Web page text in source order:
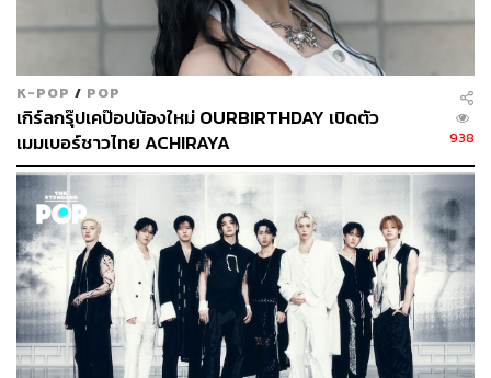
ภาพ: JYP Entertainment
TAGS: JYP Entertainment K-Pop Stars
K-POP / POP
เกิร์ลกรุ๊ปเคป๊อปน้องใหม่ OURBIRTHDAY เปิดตัว
เมมเบอร์ชาวไทย ACHIRAYA
938